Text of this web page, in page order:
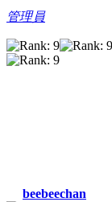
管理員
beebeechan